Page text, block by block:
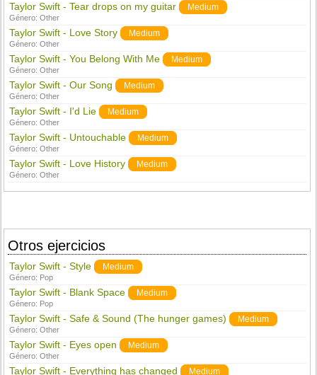
Taylor Swift - Tear drops on my guitar Medium
Género:Other
Taylor Swift - Love Story Medium
Género:Other
Taylor Swift - You Belong With Me Medium
Género:Other
Taylor Swift - Our Song Medium
Género:Other
Taylor Swift - I'd Lie Medium
Género:Other
Taylor Swift - Untouchable Medium
Género:Other
Taylor Swift - Love History Medium
Género:Other
Otros ejercicios
Taylor Swift - Style Medium
Género: Pop
Taylor Swift - Blank Space Medium
Género: Pop
Taylor Swift - Safe & Sound (The hunger games) Medium
Género:Other
Taylor Swift - Eyes open Medium
Género:Other
Taylor Swift - Everything has changed Medium